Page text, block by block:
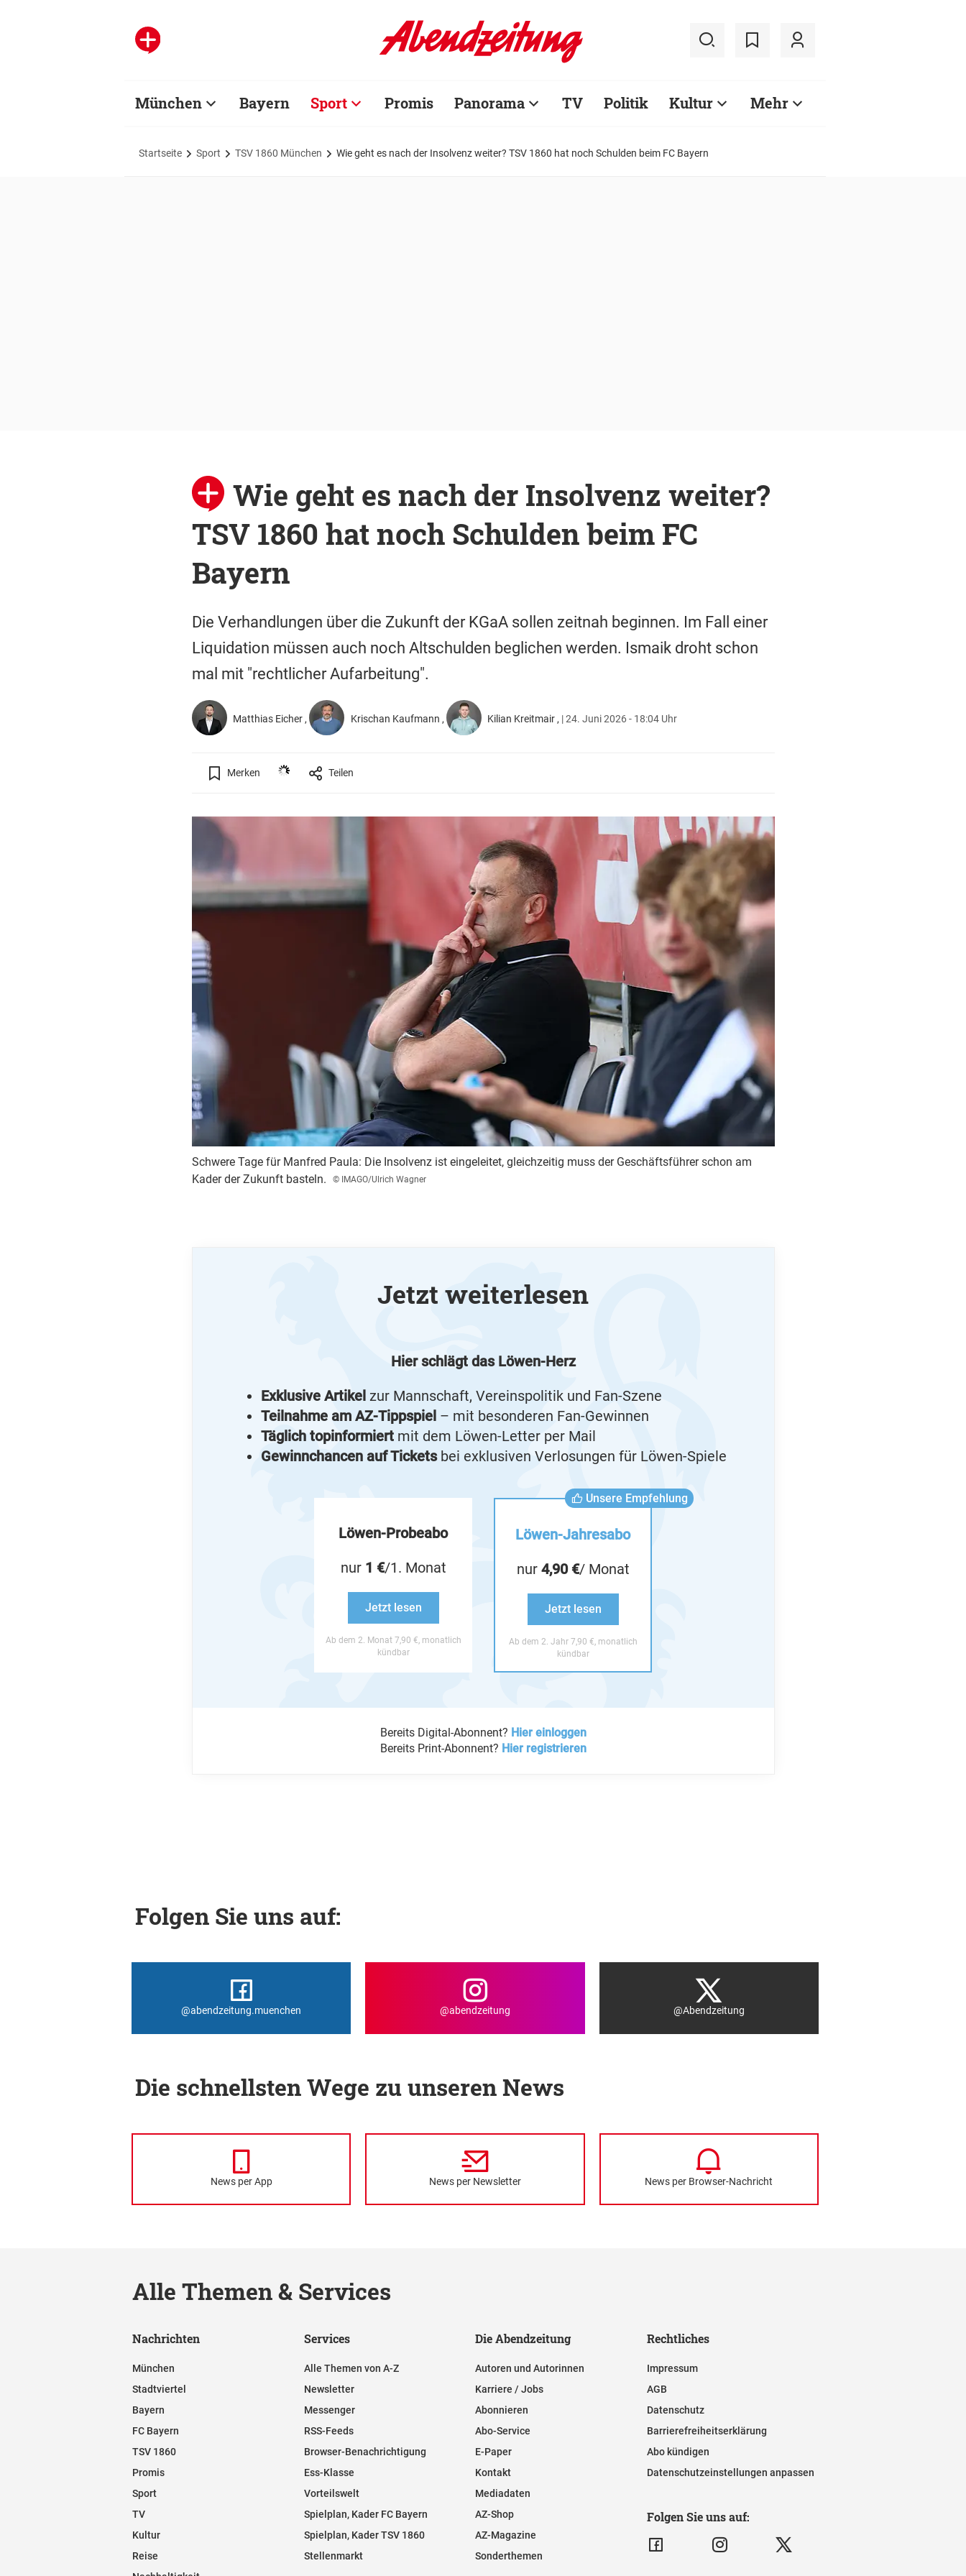
München Bayern Sport Promis Panorama TV Politik Kultur Mehr
Startseite Sport TSV 1860 München Wie geht es nach der Insolvenz weiter? TSV 1860 hat noch Schulden beim FC Bayern
Wie geht es nach der Insolvenz weiter?
TSV 1860 hat noch Schulden beim FC
Bayern
Die Verhandlungen über die Zukunft der KGaA sollen zeitnah beginnen. Im Fall einer
Liquidation müssen auch noch Altschulden beglichen werden. Ismaik droht schon
mal mit "rechtlicher Aufarbeitung".
Matthias Eicher Krischan Kaufmann Kilian Kreitmair |24. Juni 2026 - 18:04 Uhr
Merken Teilen
Schwere Tage für Manfred Paula: Die Insolvenz ist eingeleitet, gleichzeitig muss der Geschäftsführer schon am
Kader der Zukunft basteln.
© IMAGO/Ulrich Wagner
Jetzt weiterlesen
Hier schlägt das Löwen-Herz
Exklusive Artikel zur Mannschaft, Vereinspolitik und Fan-Szene
Teilnahme am AZ-Tippspiel – mit besonderen Fan-Gewinnen
Täglich topinformiert mit dem Löwen-Letter per Mail
Gewinnchancen auf Ticketsbei exklusiven Verlosungen für Löwen-Spiele
Löwen-Probeabo
nur 1 €/1. Monat
Jetzt lesen
Ab dem 2. Monat 7,90 €, monatlich
kündbar
Unsere Empfehlung
Löwen-Jahresabo
nur 4,90 €/ Monat
Jetzt lesen
Ab dem 2. Jahr 7,90 €, monatlich
kündbar
Bereits Digital-Abonnent? Hier einloggen
Bereits Print-Abonnent? Hier registrieren
Folgen Sie uns auf:
@abendzeitung.muenchen @abendzeitung @Abendzeitung
Die schnellsten Wege zu unseren News
News per App News per Newsletter News per Browser-Nachricht
Alle Themen & Services
Nachrichten
München
Stadtviertel
Bayern
FC Bayern
TSV 1860
Promis
Sport
TV
Kultur
Reise
Services
Alle Themen von A-Z
Newsletter
Messenger
RSS-Feeds
Browser-Benachrichtigung
Ess-Klasse
Vorteilswelt
Spielplan, Kader FC Bayern
Spielplan, Kader TSV 1860
Stellenmarkt
Die Abendzeitung
Autoren und Autorinnen
Karriere / Jobs
Abonnieren
Abo-Service
E-Paper
Kontakt
Mediadaten
AZ-Shop
AZ-Magazine
Sonderthemen
Rechtliches
Impressum
AGB
Datenschutz
Barrierefreiheitserklärung
Abo kündigen
Datenschutzeinstellungen anpassen
Folgen Sie uns auf: